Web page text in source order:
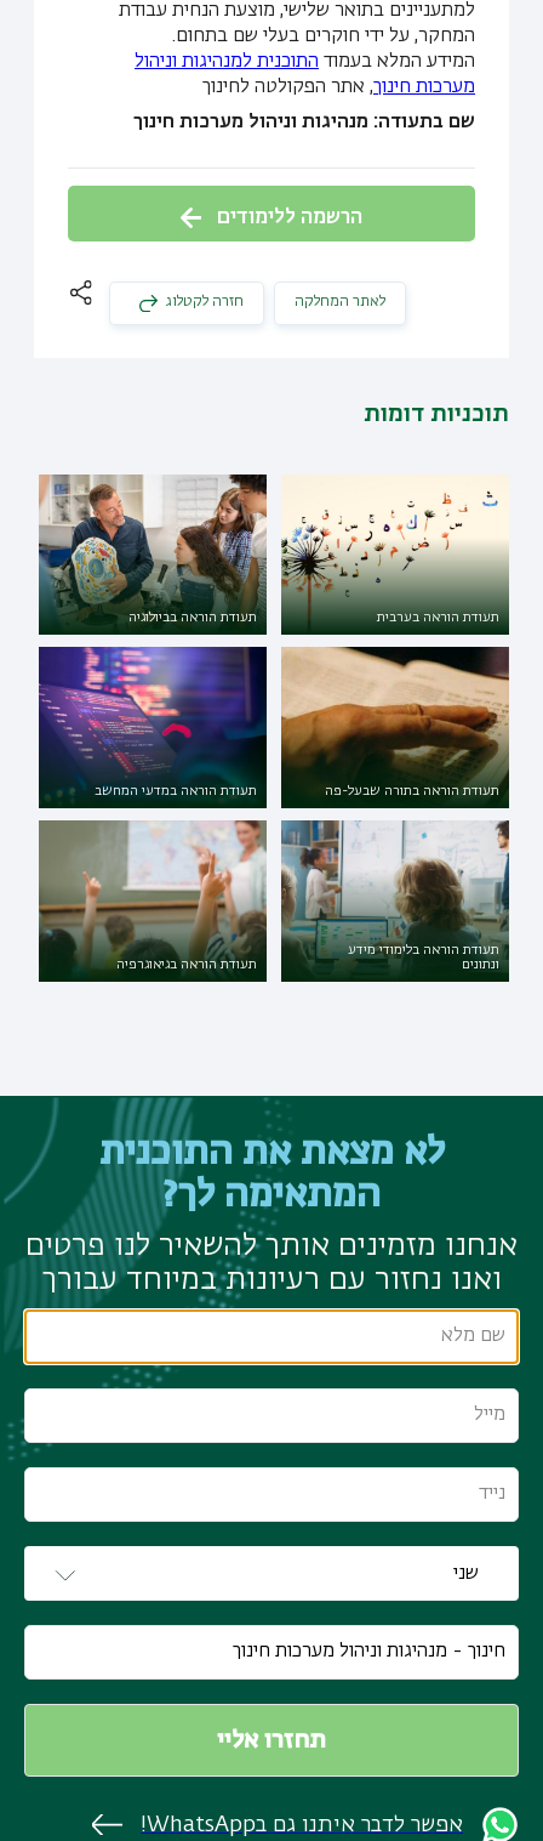
למתעניינים בתואר שלישי, מוצעת הנחית עבודת
המחקר, על ידי חוקרים בעלי שם בתחום.
המידע המלא בעמוד התוכנית למנהיגות וניהול
מערכות חינוך, אתר הפקולטה לחינוך
שם בתעודה: מנהיגות וניהול מערכות חינוך
הרשמה ללימודים
חזרה לקטלוג לאתר המחלקה
תוכניות דומות
תעודת הוראה בערבית תעודת הוראה בביולוגיה
תעודת הוראה בתורה שבעל-פה תעודת הוראה במדעי המחשב
תעודת הוראה בלימודי מידע
ונתונים
תעודת הוראה בגיאוגרפיה
לא מצאת את התוכנית
המתאימה לך?
אנחנו מזמינים אותך להשאיר לנו פרטים
ואנו נחזור עם רעיונות במיוחד עבורך
אפשר לדבר איתנו גם בWhatsApp!